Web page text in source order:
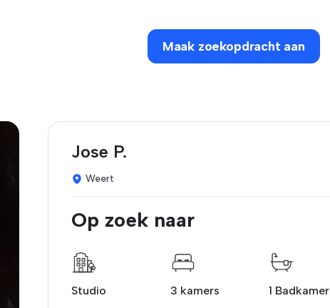
Maak zoekopdracht aan
Jose P.
Weert
Op zoek naar
Studio 3 kamers 1 Badkamer